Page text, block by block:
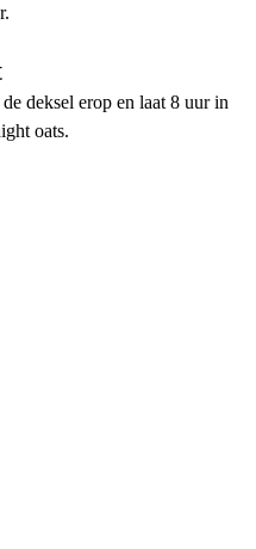
deksel erop en laat 8 uur in
oats.